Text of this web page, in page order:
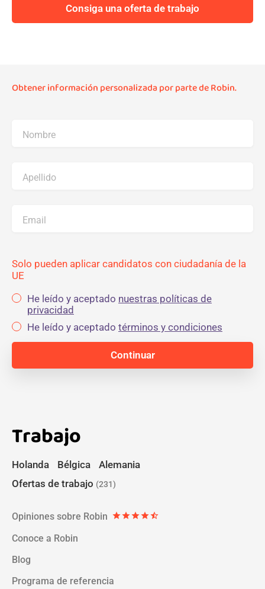
Consiga una oferta de trabajo
Obtener información personalizada por parte de Robin.
Nombre
Apellido
Email
Solo pueden aplicar candidatos con ciudadanía de la
UE
He leído y aceptado nuestras políticas de
privacidad
He leído y aceptado términos y condiciones
Trabajo
Holanda Bélgica
Alemania
Ofertas de trabajo (231)
Opiniones sobre Robin starstarstarstarstar_half
Conoce a Robin
Blog
Programa de referencia